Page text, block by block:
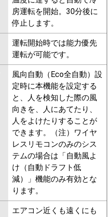
房運転を開始。30分後に
停止します。
運転開始時では能力優先
運転が可能です。
風向自動（Eco全自動）設
定時に本機能を設定する
と、人を検知した際の風
向きを、人にあてたり、
人をよけたりすることが
できます。（注）ワイヤ
レスリモコンのみのシス
テムの場合は「自動風よ
け（自動ドラフト低
減）」機能のみ有効とな
ります。
エアコン近くも遠くにも